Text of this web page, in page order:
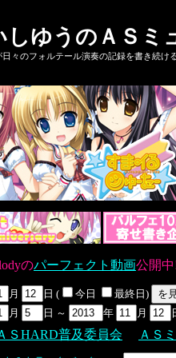
しゆうのＡＳミ
日々のフォルテール演奏の記録を書き続け
のパーフェクト動画公開
月 日 ( 今日
最終日)
月 日 ～ 年 月
ＳHARD普及委員会 ＡＳ